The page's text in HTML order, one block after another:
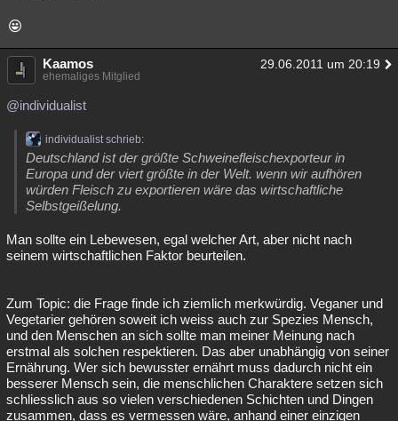
Kaamos 29.06.2011 um 20:19
ehemaliges Mitglied
@individualist
individualist schrieb:
Deutschland ist der größte Schweinefleischexporteur in
Europa und der viert größte in der Welt. wenn wir aufhören
würden Fleisch zu exportieren wäre das wirtschaftliche
Selbstgeißelung.
Man sollte ein Lebewesen, egal welcher Art, aber nicht nach
seinem wirtschaftlichen Faktor beurteilen.
Zum Topic: die Frage finde ich ziemlich merkwürdig. Veganer und
Vegetarier gehören soweit ich weiss auch zur Spezies Mensch,
und den Menschen an sich sollte man meiner Meinung nach
erstmal als solchen respektieren. Das aber unabhängig von seiner
Ernährung. Wer sich bewusster ernährt muss dadurch nicht ein
besserer Mensch sein, die menschlichen Charaktere setzen sich
schliesslich aus so vielen verschiedenen Schichten und Dingen
zusammen, dass es vermessen wäre, anhand einer einzigen